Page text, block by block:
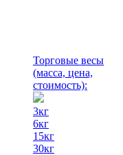
Торговые весы
(масса, цена,
стоимость):
3кг
6кг
15кг
30кг